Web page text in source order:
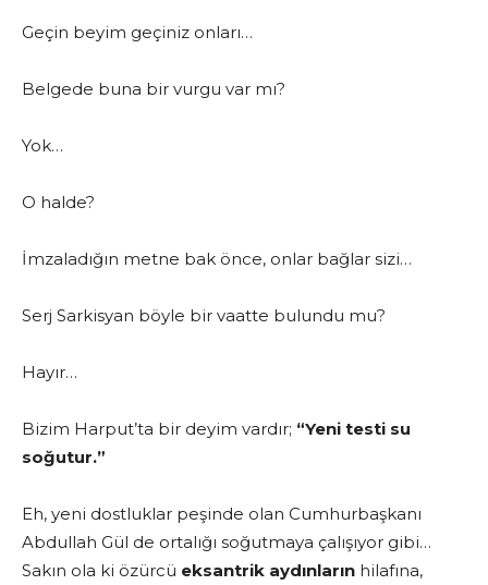
Geçin beyim geçiniz onları…
Belgede buna bir vurgu var mı?
Yok…
O halde?
İmzaladığın metne bak önce, onlar bağlar sizi…
Serj Sarkisyan böyle bir vaatte bulundu mu?
Hayır…
Bizim Harput’ta bir deyim vardır; “Yeni testi su
soğutur.”
Eh, yeni dostluklar peşinde olan Cumhurbaşkanı
Abdullah Gül de ortalığı soğutmaya çalışıyor gibi…
Sakın ola ki özürcü eksantrik aydınların hilafına,